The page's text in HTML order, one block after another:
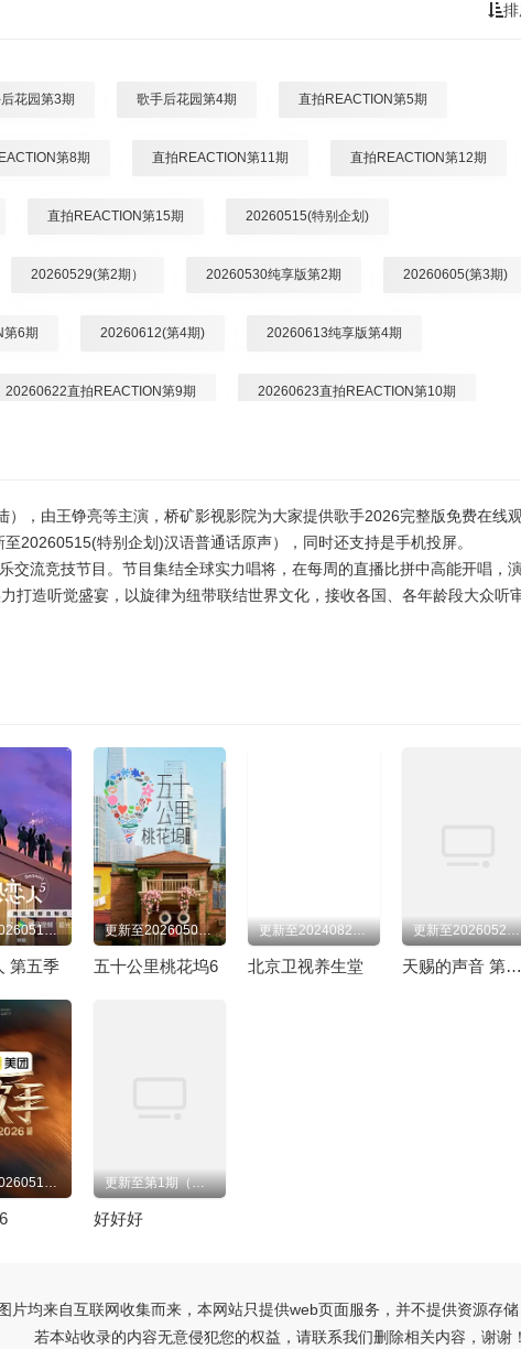
花园第3期 歌手后花园第4期 直拍REACTION第5期
第8期 直拍REACTION第11期 直拍REACTION第12期
直拍REACTION第15期 20260515(特别企划)
20260529(第2期） 20260530纯享版第2期 20260605(第3期)
第6期 20260612(第4期) 20260613纯享版第4期
20260622直拍REACTION第9期 20260623直拍REACTION第10期
20260702超前营业第9期 20260703(第7期)
20260709超前营业第10期 20260710(第8期)
），由王铮亮等主演，桥矿影视影院为大家提供歌手2026完整版免费在线观
20260515(特别企划)汉语普通话原声），同时还支持是手机投屏。
流竞技节目。节目集结全球实力唱将，在每周的直播比拼中高能开唱，
打造听觉盛宴，以旋律为纽带联结世界文化，接收各国、各年龄段大众听
更新至20260519往季回顾
第五季
更新至20260508(往季回顾)
五十公里桃花坞6
更新至20240820期
北京卫视养生堂
更新至20260529发布会
天赐的声音 第七季
更新至20260515(特别企划) 更新至第1期（上）
好好好
片均来自互联网收集而来，本网站只提供web页面服务，并不提供资源存
若本站收录的内容无意侵犯您的权益，请联系我们删除相关内容，谢谢！